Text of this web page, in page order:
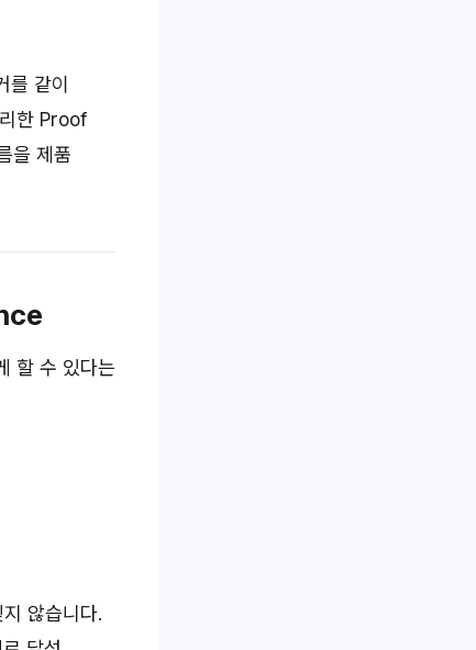
를 같이
한 Proof
을 제품
할 수 있다는
않습니다.